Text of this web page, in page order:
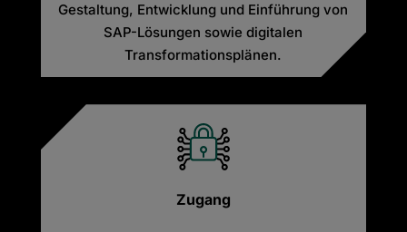
Gestaltung, Entwicklung und Einführung von
SAP-Lösungen sowie digitalen
Transformationsplänen.
Zugang